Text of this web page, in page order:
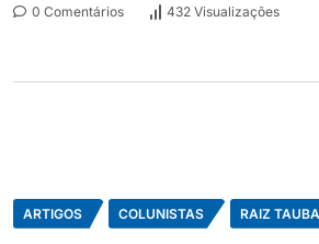
0 Comentários
432 Visualizações
ARTIGOS COLUNISTAS RAIZ